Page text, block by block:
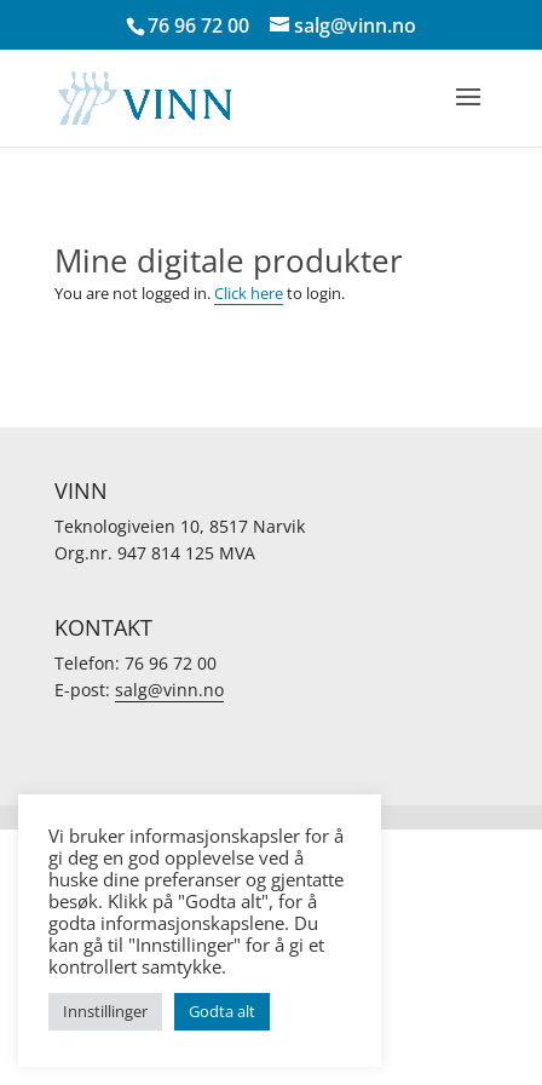
content
76 96 72 00 salg@vinn.no
Mine digitale produkter
You are not logged in.Click hereto login.
VINN
Teknologiveien 10, 8517 Narvik
Org.nr. 947 814 125 MVA
KONTAKT
Telefon: 76 96 72 00
E-post: salg@vinn.no
Vi bruker informasjonskapsler for å
gi deg en god opplevelse ved å
huske dine preferanser og gjentatte
besøk. Klikk på "Godta alt", for å
godta informasjonskapslene. Du
kan gå til "Innstillinger" for å gi et
kontrollert samtykke.
Innstillinger Godta alt